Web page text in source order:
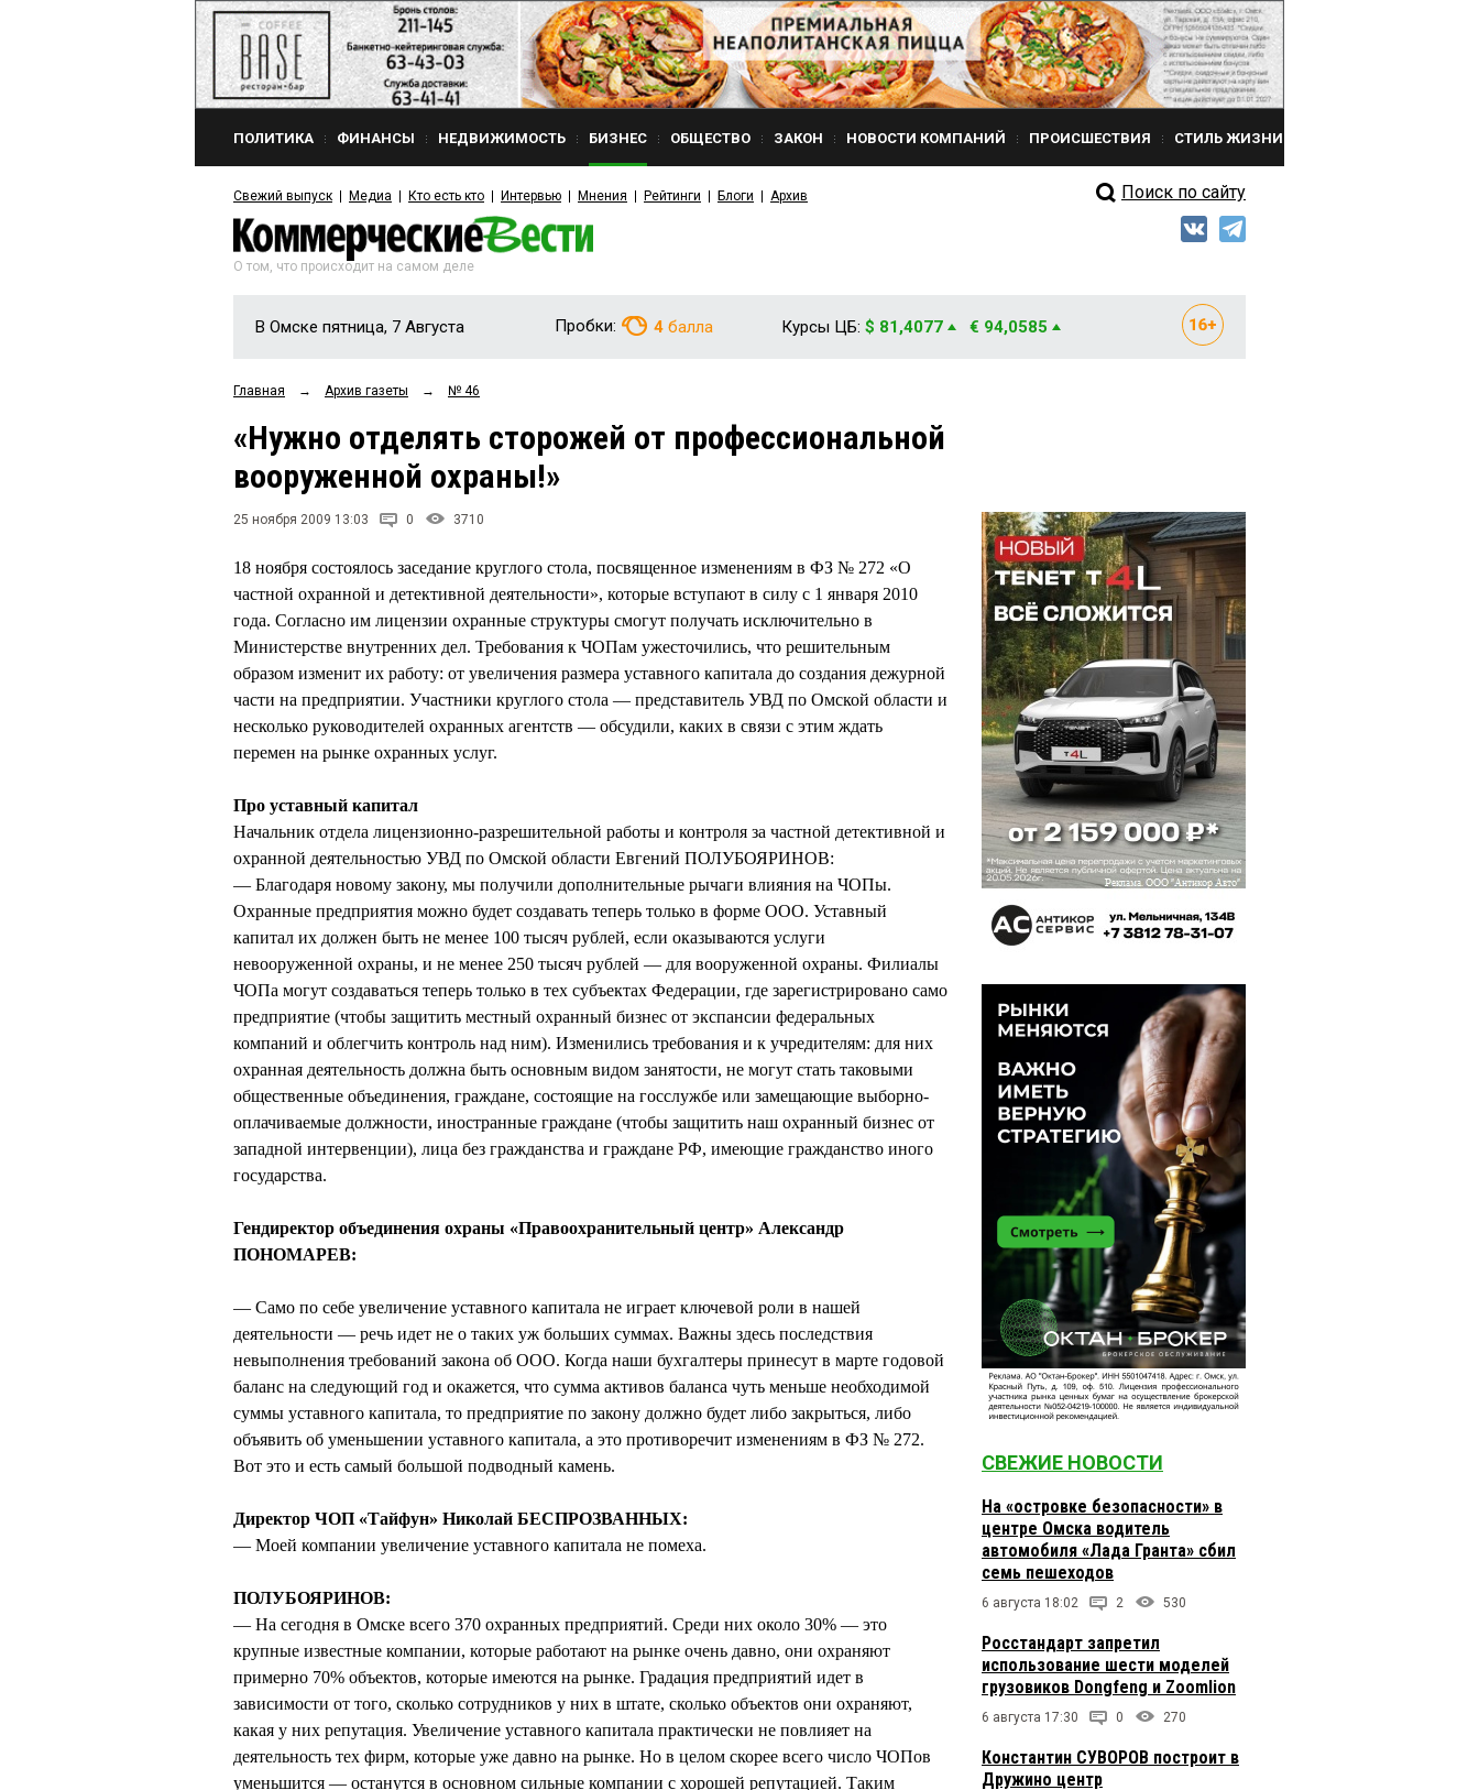
ПОЛИТИКА ФИНАНСЫ НЕДВИЖИМОСТЬ БИЗНЕС ОБЩЕСТВО ЗАКОН НОВОСТИ КОМПАНИЙ ПРОИСШЕСТВИЯ СТИЛЬ ЖИЗНИ
Свежий выпуск Медиа Кто есть кто Интервью Мнения Рейтинги Блоги Архив Поиск по сайту
О том, что происходит на самом деле
В Омске пятница, 7 Августа Пробки: 4 балла Курсы ЦБ: $ 81,4077 € 94,0585
Главная → Архив газеты → № 46
«Нужно отделять сторожей от профессиональной
вооруженной охраны!»
25 ноября 2009 13:03 0 3710
18 ноября состоялось заседание круглого стола, посвященное изменениям в ФЗ № 272 «О
частной охранной и детективной деятельности», которые вступают в силу с 1 января 2010
года. Согласно им лицензии охранные структуры смогут получать исключительно в
Министерстве внутренних дел. Требования к ЧОПам ужесточились, что решительным
образом изменит их работу: от увеличения размера уставного капитала до создания дежурной
части на предприятии. Участники круглого стола — представитель УВД по Омской области и
несколько руководителей охранных агентств — обсудили, каких в связи с этим ждать
перемен на рынке охранных услуг.
Про уставный капитал
Начальник отдела лицензионно-разрешительной работы и контроля за частной детективной и
охранной деятельностью УВД по Омской области Евгений ПОЛУБОЯРИНОВ:
— Благодаря новому закону, мы получили дополнительные рычаги влияния на ЧОПы.
Охранные предприятия можно будет создавать теперь только в форме ООО. Уставный
капитал их должен быть не менее 100 тысяч рублей, если оказываются услуги
невооруженной охраны, и не менее 250 тысяч рублей — для вооруженной охраны. Филиалы
ЧОПа могут создаваться теперь только в тех субъектах Федерации, где зарегистрировано само
предприятие (чтобы защитить местный охранный бизнес от экспансии федеральных
компаний и облегчить контроль над ним). Изменились требования и к учредителям: для них
охранная деятельность должна быть основным видом занятости, не могут стать таковыми
общественные объединения, граждане, состоящие на госслужбе или замещающие выборно-
оплачиваемые должности, иностранные граждане (чтобы защитить наш охранный бизнес от
западной интервенции), лица без гражданства и граждане РФ, имеющие гражданство иного
государства.
Гендиректор объединения охраны «Правоохранительный центр» Александр
ПОНОМАРЕВ:
— Само по себе увеличение уставного капитала не играет ключевой роли в нашей
деятельности — речь идет не о таких уж больших суммах. Важны здесь последствия
невыполнения требований закона об ООО. Когда наши бухгалтеры принесут в марте годовой
баланс на следующий год и окажется, что сумма активов баланса чуть меньше необходимой
суммы уставного капитала, то предприятие по закону должно будет либо закрыться, либо
объявить об уменьшении уставного капитала, а это противоречит изменениям в ФЗ № 272.
Вот это и есть самый большой подводный камень.
Директор ЧОП «Тайфун» Николай БЕСПРОЗВАННЫХ:
— Моей компании увеличение уставного капитала не помеха.
ПОЛУБОЯРИНОВ:
— На сегодня в Омске всего 370 охранных предприятий. Среди них около 30% — это
крупные известные компании, которые работают на рынке очень давно, они охраняют
примерно 70% объектов, которые имеются на рынке. Градация предприятий идет в
зависимости от того, сколько сотрудников у них в штате, сколько объектов они охраняют,
какая у них репутация. Увеличение уставного капитала практически не повлияет на
деятельность тех фирм, которые уже давно на рынке. Но в целом скорее всего число ЧОПов
уменьшится — останутся в основном сильные компании с хорошей репутацией. Таким
СВЕЖИЕ НОВОСТИ
На «островке безопасности» в
центре Омска водитель
автомобиля «Лада Гранта» сбил
семь пешеходов
6 августа 18:02 2 530
Росстандарт запретил
использование шести моделей
грузовиков Dongfeng и Zoomlion
6 августа 17:30 0 270
Константин СУВОРОВ построит в
Дружино центр